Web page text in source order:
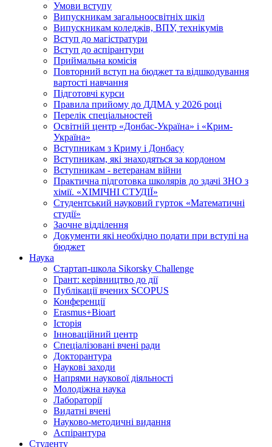
Умови вступу
Випускникам загальноосвітніх шкіл
Випускникам коледжів, ВПУ, технікумів
Вступ до магістратури
Вступ до аспірантури
Приймальна комісія
Повторний вступ на бюджет та відшкодування
вартості навчання
Підготовчі курси
Правила прийому до ДДМА у 2026 році
Перелік спеціальностей
Освітній центр «Донбас-Україна» і «Крим-
Україна»
Вступникам з Криму і Донбасу
Вступникам, які знаходяться за кордоном
Вступникам - ветеранам війни
Практична підготовка школярів до здачі ЗНО з
хімії. «ХІМІЧНІ СТУДІЇ»
Студентський науковий гурток «Математичні
студії»
Заочне відділення
Документи які необхідно подати при вступі на
бюджет
Наука
Стартап-школа Sikorsky Challenge
Грант: керівництво до дії
Публікації вчених SCOPUS
Конференції
Erasmus+Bioart
Історія
Інноваційний центр
Спеціалізовані вчені ради
Докторантура
Наукові заходи
Напрями наукової діяльності
Молодіжна наука
Лабораторії
Видатні вчені
Науково-методичні видання
Аспірантура
Студенту